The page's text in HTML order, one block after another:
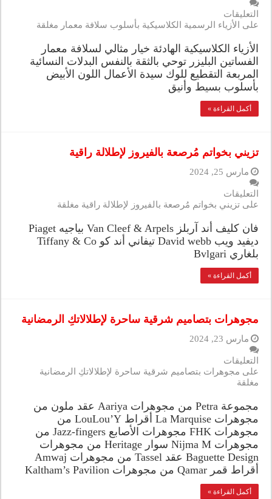
التعليقات
على الأزياء الرسمية الكلاسيكية بأسلوب سلافة معمار مغلقة
الأزياء الكلاسيكية الهادئة خيار مثالي لسلافة معمار
الفساتين البليزر توحي بالثقة بالنفس البدلات النسائية
المربعة التقطيع للوك سيدة الأعمال اللون الأبيض
بأسلوب بسيط وأنيق
أكمل القراءة »
تزيني بخواتم مُرصعة بالفيروز لإطلالة راقية
مارس 25, 2024
التعليقات
على تزيني بخواتم مُرصعة بالفيروز لإطلالة راقية مغلقة
فان كليف أند آربلز Van Cleef & Arpels بياجيه Piaget
ديفيد ويب David webb تيفاني أند كو Tiffany & Co
بلغاري Bvlgari
أكمل القراءة »
مجوهرات بتصاميم شرقية ساحرة لإطلالاتكِ الرمضانية
مارس 23, 2024
التعليقات
على مجوهرات بتصاميم شرقية ساحرة لإطلالاتكِ الرمضانية
مغلقة
مجموعة Petra من مجوهرات Aariya عقد ملون من
مجوهرات La Marquise أقراط LouLou’Y من
مجوهرات FHK مجوهرات الأصابع Jazz-fingers من
مجوهرات Nijma M سوار Heritage من مجوهرات
Baguette Design عقد Tassel من مجوهرات Amwaj
أقراط قمر Qamar من مجوهرات Kaltham’s Pavilion
أكمل القراءة »